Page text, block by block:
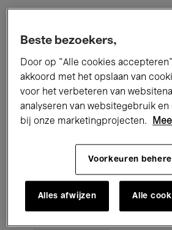
Performances Lezingen &
Jazz Klassieke Muziek
Voor iedereen Kids’ Palace
Onderwijs Rondleidingen
Beste bezoekers,
Door op “Alle cookies
akkoord met het opslaan van
voor het verbeteren van
analyseren van websitegebruik
bij onze marketingprojecten.
Voorkeuren
Alles afwijzen Alle